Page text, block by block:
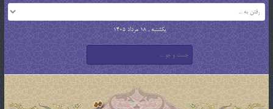
یکشنبه , 18 مرداد 1405